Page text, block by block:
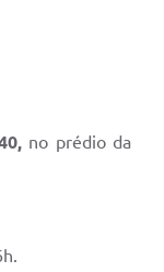
,no prédio da